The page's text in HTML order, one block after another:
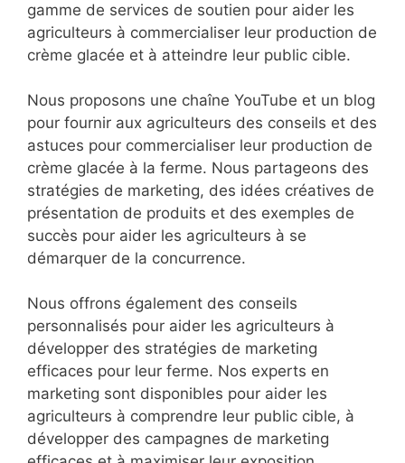
gamme de services de soutien pour aider les
agriculteurs à commercialiser leur production de
crème glacée et à atteindre leur public cible.
Nous proposons une chaîne YouTube et un blog
pour fournir aux agriculteurs des conseils et des
astuces pour commercialiser leur production de
crème glacée à la ferme. Nous partageons des
stratégies de marketing, des idées créatives de
présentation de produits et des exemples de
succès pour aider les agriculteurs à se
démarquer de la concurrence.
Nous offrons également des conseils
personnalisés pour aider les agriculteurs à
développer des stratégies de marketing
efficaces pour leur ferme. Nos experts en
marketing sont disponibles pour aider les
agriculteurs à comprendre leur public cible, à
développer des campagnes de marketing